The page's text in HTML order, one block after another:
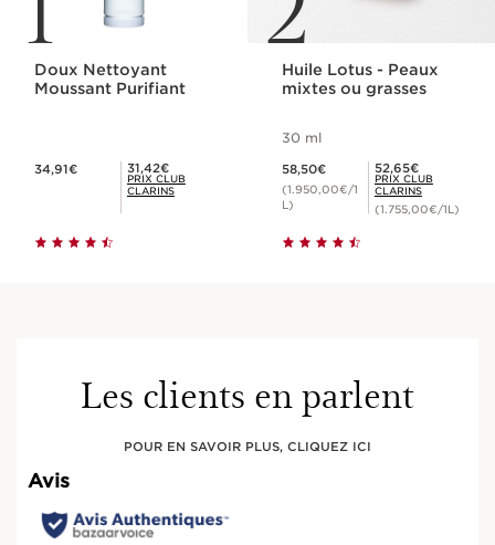
Doux Nettoyant
Moussant Purifiant
34,91€ Prix Club Clarins 31,42€
31,42€
PRIX CLUB
CLARINS
Huile Lotus - Peaux
mixtes ou grasses
30 ml
58,50€
(1.950,00€/1
L)
Prix Club Clarins 52,65€
52,65€
PRIX CLUB
CLARINS
(1.755,00€/1L)
Les clients en parlent
POUR EN SAVOIR PLUS, CLIQUEZ ICI